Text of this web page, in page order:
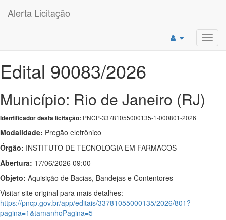
Alerta Licitação
Edital 90083/2026
Município: Rio de Janeiro (RJ)
Identificador desta licitação: PNCP-33781055000135-1-000801-2026
Modalidade: Pregão eletrônico
Órgão: INSTITUTO DE TECNOLOGIA EM FARMACOS
Abertura: 17/06/2026 09:00
Objeto: Aquisição de Bacias, Bandejas e Contentores
Visitar site original para mais detalhes:
https://pncp.gov.br/app/editais/33781055000135/2026/801?
pagina=1&tamanhoPagina=5